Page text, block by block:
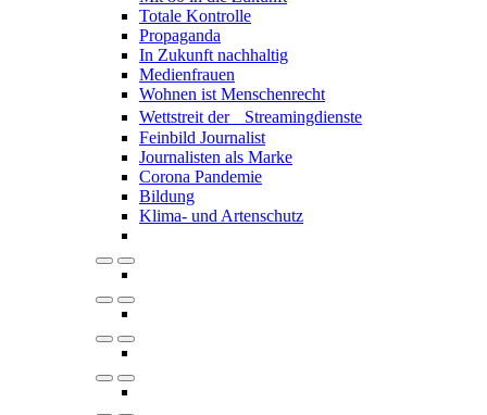
Totale Kontrolle
Propaganda
In Zukunft nachhaltig
Medienfrauen
Wohnen ist Menschenrecht
Wettstreit der Streamingdienste
Feinbild Journalist
Journalisten als Marke
Corona Pandemie
Bildung
Klima- und Artenschutz